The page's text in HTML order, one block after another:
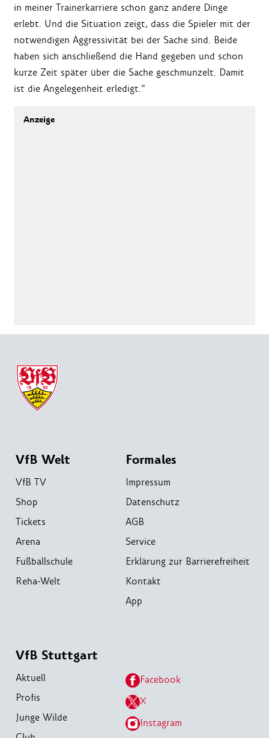
in meiner Trainerkarriere schon ganz andere Dinge
erlebt. Und die Situation zeigt, dass die Spieler mit der
notwendigen Aggressivität bei der Sache sind. Beide
haben sich anschließend die Hand gegeben und schon
kurze Zeit später über die Sache geschmunzelt. Damit
ist die Angelegenheit erledigt.“
VfB Welt
VfB TV
Shop
Tickets
Arena
Fußballschule
Reha-Welt
Formales
Impressum
Datenschutz
AGB
Service
Erklärung zur Barrierefreiheit
Kontakt
App
VfB Stuttgart
Aktuell
Profis
Junge Wilde
Facebook
X
Instagram